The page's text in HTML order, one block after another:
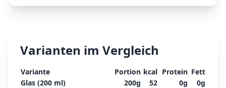
Varianten im Vergleich
Variante Portion kcal Protein Fett
Glas (200 ml)
200g 52 0g 0g